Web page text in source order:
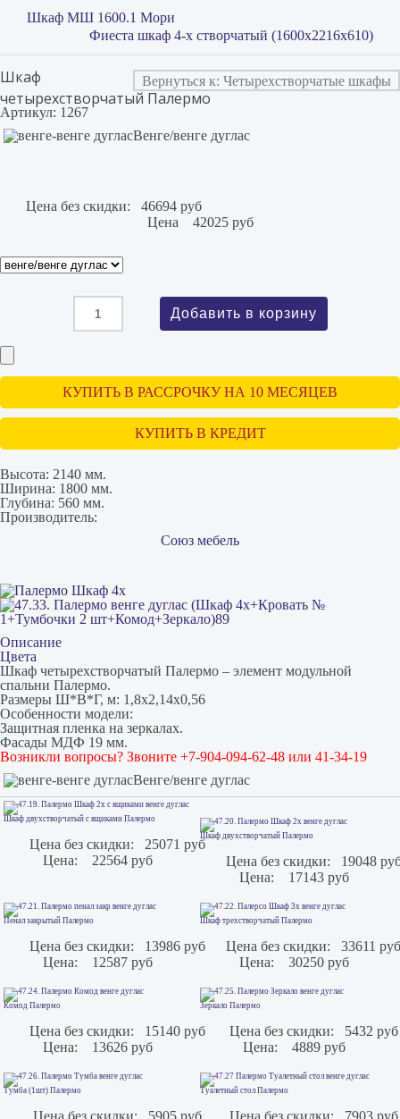
Шкаф МШ 1600.1 Мори
Фиеста шкаф 4-х створчатый (1600х2216х610)
Вернуться к: Четырехстворчатые шкафы
Шкаф
четырехстворчатый Палермо
Артикул: 1267
Венге/венге дуглас
Цена без скидки:
46694 руб
Цена
42025 руб
КУПИТЬ В РАССРОЧКУ НА 10 МЕСЯЦЕВ
КУПИТЬ В КРЕДИТ
Высота: 2140 мм.
Ширина: 1800 мм.
Глубина: 560 мм.
Производитель:
Союз мебель
Описание
Цвета
Шкаф четырехстворчатый Палермо – элемент модульной
спальни Палермо.
Размеры Ш*В*Г, м: 1,8х2,14х0,56
Особенности модели:
Защитная пленка на зеркалах.
Фасады МДФ 19 мм.
Возникли вопросы? Звоните +7-904-094-62-48 или 41-34-19
Венге/венге дуглас
Шкаф двухстворчатый с ящиками Палермо
Цена без скидки:
25071 руб
Цена:
22564 руб
Шкаф двухстворчатый Палермо
Цена без скидки:
19048
Цена:
17143 руб
Пенал закрытый Палермо
Цена без скидки:
13986 руб
Цена:
12587 руб
Шкаф трехстворчатый Палермо
Цена без скидки:
33611
Цена:
30250 руб
Комод Палермо
Цена без скидки:
15140 руб
Цена:
13626 руб
Зеркало Палермо
Цена без скидки:
5432 руб
Цена:
4889 руб
Тумба (1шт) Палермо Туалетный стол Палермо